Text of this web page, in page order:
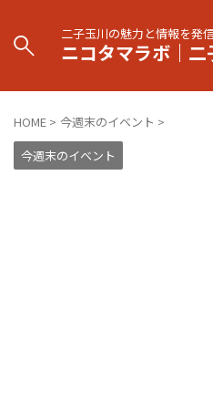
二子玉川の魅力と情報を発
ニコタマラボ｜
HOME > 今週末のイベント >
今週末のイベント